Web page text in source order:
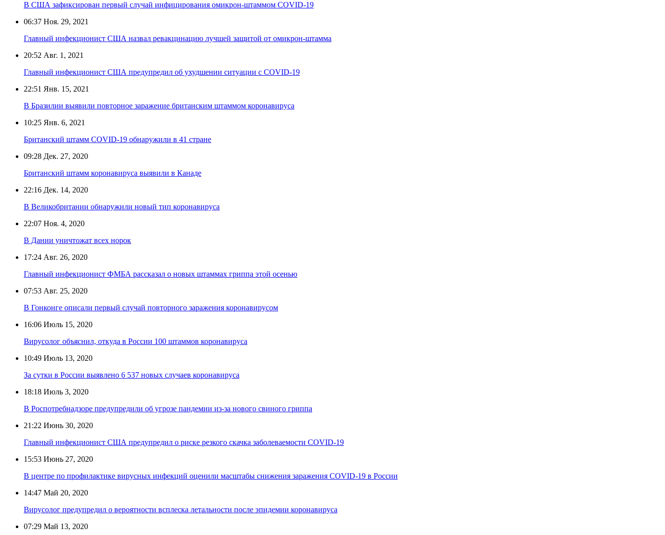
В США зафиксирован первый случай инфицирования омикрон-штаммом COVID-19
06:37 Ноя. 29, 2021
Главный инфекционист США назвал ревакцинацию лучшей защитой от омикрон-штамма
20:52 Авг. 1, 2021
Главный инфекционист США предупредил об ухудшении ситуации с COVID-19
22:51 Янв. 15, 2021
В Бразилии выявили повторное заражение британским штаммом коронавируса
10:25 Янв. 6, 2021
Британский штамм COVID-19 обнаружили в 41 стране
09:28 Дек. 27, 2020
Британский штамм коронавируса выявили в Канаде
22:16 Дек. 14, 2020
В Великобритании обнаружили новый тип коронавируса
22:07 Ноя. 4, 2020
В Дании уничтожат всех норок
17:24 Авг. 26, 2020
Главный инфекционист ФМБА рассказал о новых штаммах гриппа этой осенью
07:53 Авг. 25, 2020
В Гонконге описали первый случай повторного заражения коронавирусом
16:06 Июль 15, 2020
Вирусолог объяснил, откуда в России 100 штаммов коронавируса
10:49 Июль 13, 2020
За сутки в России выявлено 6 537 новых случаев коронавируса
18:18 Июль 3, 2020
В Роспотребнадзоре предупредили об угрозе пандемии из-за нового свиного гриппа
21:22 Июнь 30, 2020
Главный инфекционист США предупредил о риске резкого скачка заболеваемости COVID-19
15:53 Июнь 27, 2020
В центре по профилактике вирусных инфекций оценили масштабы снижения заражения COVID-19 в России
14:47 Май 20, 2020
Вирусолог предупредил о вероятности всплеска летальности после эпидемии коронавируса
07:29 Май 13, 2020